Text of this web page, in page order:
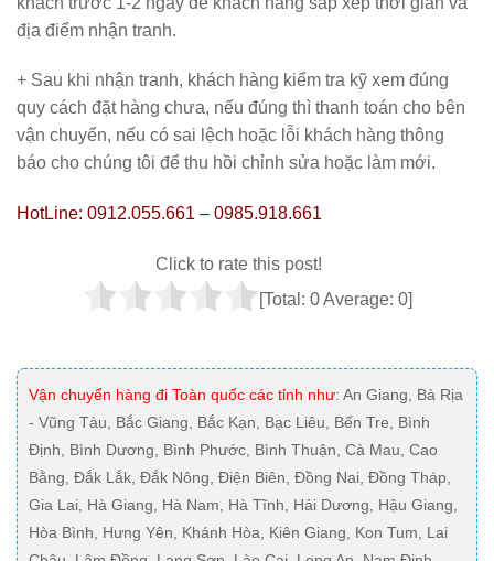
địa điểm nhận tranh.
+ Sau khi nhận tranh, khách hàng kiểm tra kỹ xem đúng
quy cách đặt hàng chưa, nếu đúng thì thanh toán cho bên
vận chuyển, nếu có sai lệch hoặc lỗi khách hàng thông
báo cho chúng tôi để thu hồi chỉnh sửa hoặc làm mới.
HotLine: 0912.055.661 – 0985.918.661
Click to rate this post!
[Total: 0Average: 0]
Vận chuyển hàng đi Toàn quốc các tỉnh như: An Giang, Bà Rịa
- Vũng Tàu, Bắc Giang, Bắc Kạn, Bạc Liêu, Bến Tre, Bình
Định, Bình Dương, Bình Phước, Bình Thuận, Cà Mau, Cao
Bằng, Đắk Lắk, Đắk Nông, Điện Biên, Đồng Nai, Đồng Tháp,
Gia Lai, Hà Giang, Hà Nam, Hà Tĩnh, Hải Dương, Hậu Giang,
Hòa Bình, Hưng Yên, Khánh Hòa, Kiên Giang, Kon Tum, Lai